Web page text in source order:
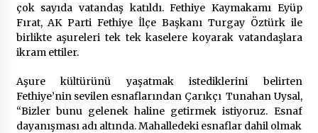
HAYIRSEVER DİNÇER AKYALI’DAN EĞİTİME
DESTEK
Mobil Tekerlekli Sandalye Tamir Aracı Engelsiz
Muğla İçin Yollarda
2 ay ago
çok sayıda vatandaş katıldı. Fethiye Kaymakamı Eyüp
Fırat, AK Parti Fethiye İlçe Başkanı Turgay Öztürk ile
birlikte aşureleri tek tek kaselere koyarak vatandaşlara
ikram ettiler.
Aşure kültürünü yaşatmak istediklerini belirten
Fethiye’nin sevilen esnaflarından Çarıkçı Tunahan Uysal,
“Bizler bunu gelenek haline getirmek istiyoruz. Esnaf
dayanışması adı altında. Mahalledeki esnaflar dahil olmak